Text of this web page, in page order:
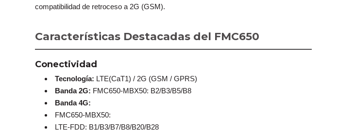
compatibilidad de retroceso a 2G (GSM).
Características Destacadas del FMC650
Conectividad
Tecnología: LTE(CaT1) / 2G (GSM / GPRS)
Banda 2G: FMC650-MBX50: B2/B3/B5/B8
Banda 4G:
FMC650-MBX50:
LTE-FDD: B1/B3/B7/B8/B20/B28